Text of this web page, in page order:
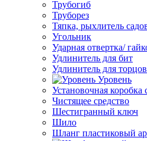
Трубогиб
Труборез
Тяпка, рыхлитель
Угольник
Ударная отвертка/
Удлинитель для бит
Удлинитель для
Уровень
Установочная
Чистящее средство
Шестигранный ключ
Шило
Шланг пластиковый